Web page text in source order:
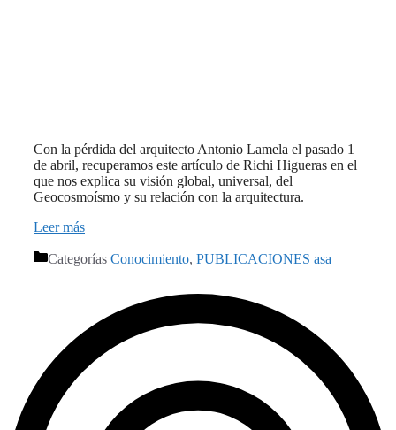
Con la pérdida del arquitecto Antonio Lamela el pasado 1
de abril, recuperamos este artículo de Richi Higueras en el
que nos explica su visión global, universal, del
Geocosmoísmo y su relación con la arquitectura.
Leer más
Categorías Conocimiento, PUBLICACIONES asa